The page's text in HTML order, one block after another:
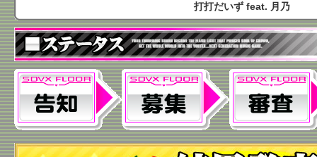
打打だいず feat. 月乃